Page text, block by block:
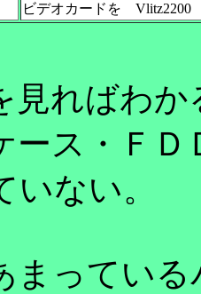
ビデオカードを
ればわか
ス・ＦＤ
いない。
っている